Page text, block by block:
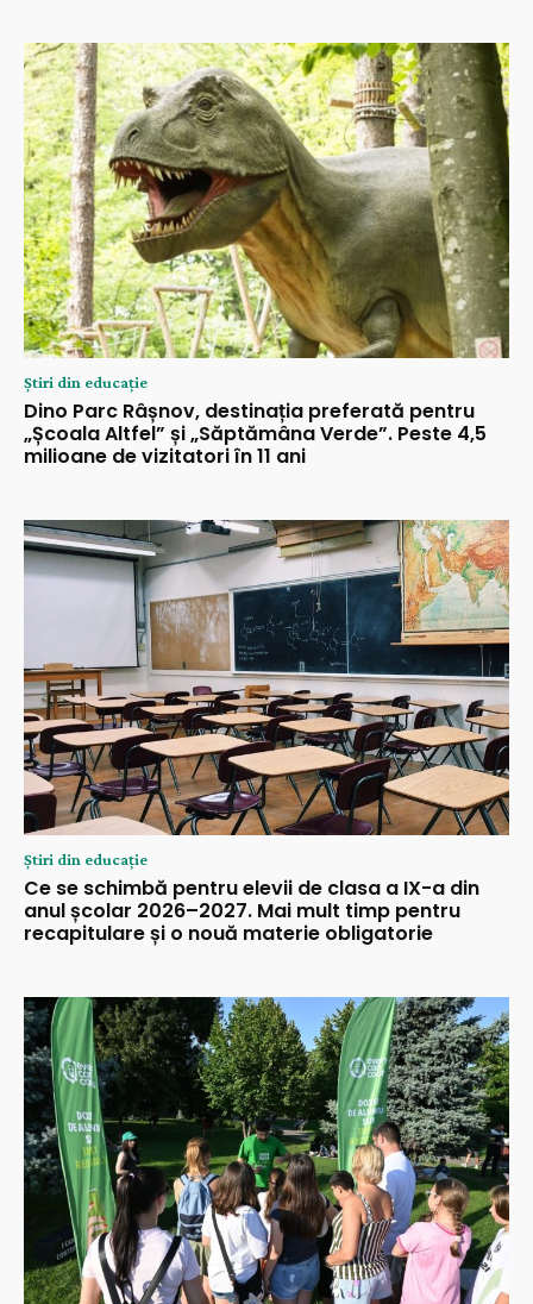
Știri din educație
Dino Parc Râșnov, destinația preferată pentru
„Școala Altfel” și „Săptămâna Verde”. Peste 4,5
milioane de vizitatori în 11 ani
Știri din educație
Ce se schimbă pentru elevii de clasa a IX-a din
anul școlar 2026–2027. Mai mult timp pentru
recapitulare și o nouă materie obligatorie